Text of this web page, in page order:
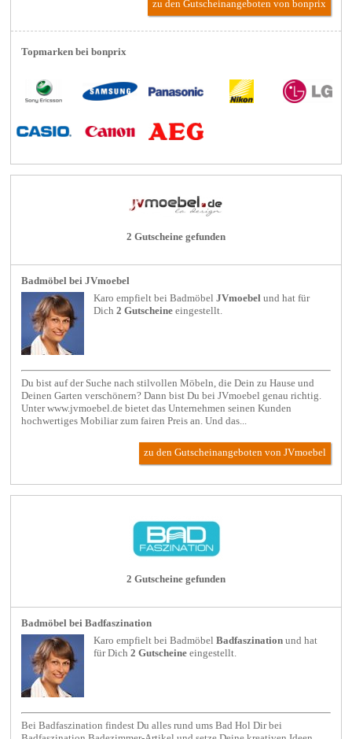
zu den Gutscheinangeboten von bonprix
Topmarken bei bonprix
2 Gutscheine gefunden
Badmöbel bei JVmoebel
Karo empfielt beiBadmöbel JVmoebel und hat für
Dich2 Gutscheine eingestellt.
Du bist auf der Suche nach stilvollen Möbeln, die Dein zu Hause und
Deinen Garten verschönern? Dann bist Du bei JVmoebel genau richtig.
Unter www.jvmoebel.de bietet das Unternehmen seinen Kunden
hochwertiges Mobiliar zum fairen Preis an. Und das...
zu den Gutscheinangeboten von JVmoebel
2 Gutscheine gefunden
Badmöbel bei Badfaszination
Karo empfielt beiBadmöbel Badfaszination und hat
für Dich2 Gutscheine eingestellt.
Bei Badfaszination findest Du alles rund ums Bad Hol Dir bei